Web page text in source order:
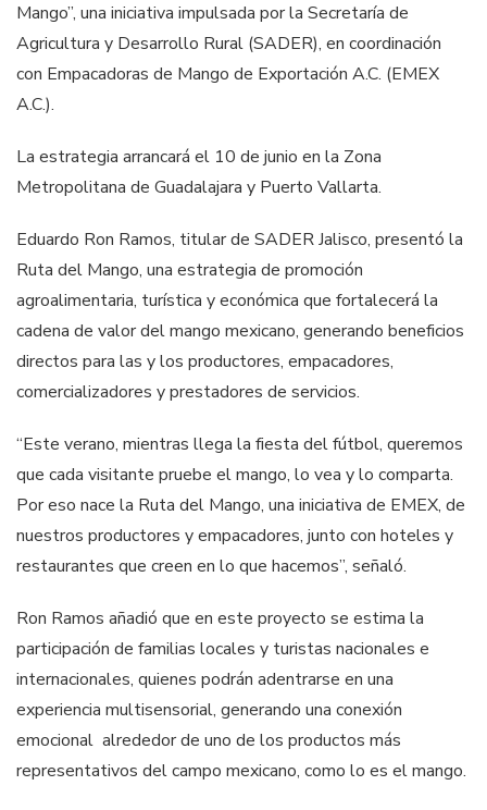
Mango”, una iniciativa impulsada por la Secretaría de
Agricultura y Desarrollo Rural (SADER), en coordinación
con Empacadoras de Mango de Exportación A.C. (EMEX
A.C.).
La estrategia arrancará el 10 de junio en la Zona
Metropolitana de Guadalajara y Puerto Vallarta.
Eduardo Ron Ramos, titular de SADER Jalisco, presentó la
Ruta del Mango, una estrategia de promoción
agroalimentaria, turística y económica que fortalecerá la
cadena de valor del mango mexicano, generando beneficios
directos para las y los productores, empacadores,
comercializadores y prestadores de servicios.
“Este verano, mientras llega la fiesta del fútbol, queremos
que cada visitante pruebe el mango, lo vea y lo comparta.
Por eso nace la Ruta del Mango, una iniciativa de EMEX, de
nuestros productores y empacadores, junto con hoteles y
restaurantes que creen en lo que hacemos”, señaló.
Ron Ramos añadió que en este proyecto se estima la
participación de familias locales y turistas nacionales e
internacionales, quienes podrán adentrarse en una
experiencia multisensorial, generando una conexión
emocional alrededor de uno de los productos más
representativos del campo mexicano, como lo es el mango.